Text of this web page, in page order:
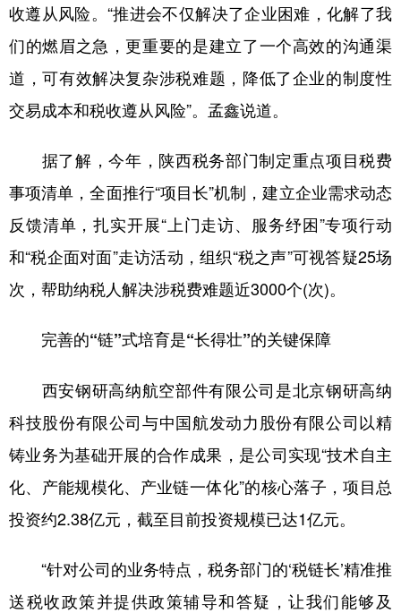
收遵从风险。“推进会不仅解决了企业困难，化解了我
们的燃眉之急，更重要的是建立了一个高效的沟通渠
道，可有效解决复杂涉税难题，降低了企业的制度性
交易成本和税收遵从风险”。孟鑫说道。
据了解，今年，陕西税务部门制定重点项目税费
事项清单，全面推行“项目长”机制，建立企业需求动态
反馈清单，扎实开展“上门走访、服务纾困”专项行动
和“税企面对面”走访活动，组织“税之声”可视答疑25场
次，帮助纳税人解决涉税费难题近3000个(次)。
完善的“链”式培育是“长得壮”的关键保障
西安钢研高纳航空部件有限公司是北京钢研高纳
科技股份有限公司与中国航发动力股份有限公司以精
铸业务为基础开展的合作成果，是公司实现“技术自主
化、产能规模化、产业链一体化”的核心落子，项目总
投资约2.38亿元，截至目前投资规模已达1亿元。
“针对公司的业务特点，税务部门的‘税链长’精准推
送税收政策并提供政策辅导和答疑，让我们能够及